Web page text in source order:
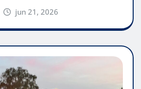
jun 21, 2026